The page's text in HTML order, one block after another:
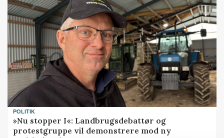
POLITIK
»Nu stopper I«: Landbrugsdebattør og
protestgruppe vil demonstrere mod ny